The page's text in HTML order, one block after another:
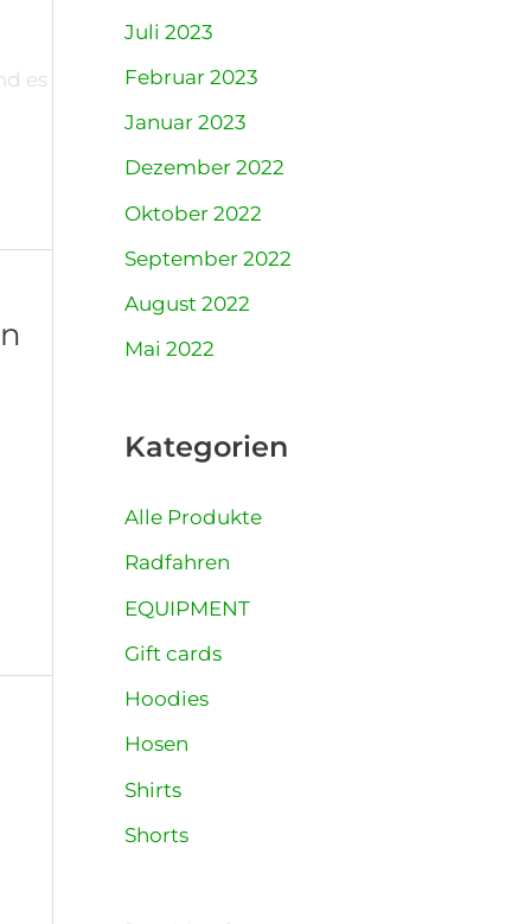
es
Juli 2023
Februar 2023
Januar 2023
Dezember 2022
Oktober 2022
September 2022
August 2022
Mai 2022
Kategorien
Alle Produkte
Radfahren
EQUIPMENT
Gift cards
Hoodies
Hosen
Shirts
Shorts